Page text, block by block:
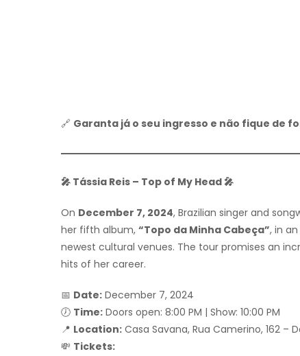
🔗 Garanta já o seu ingresso e não fique de
🎤 Tássia Reis – Top of My Head 🎤
On December 7, 2024, Brazilian singer and
her fifth album, “Topo da Minha Cabeça”, in
newest cultural venues. The tour promises an
hits of her career.
📅 Date: December 7, 2024
🕖 Time: Doors open: 8:00 PM | Show: 10:00 PM
📍 Location: Casa Savana, Rua Camerino, 162 –
💸 Tickets: